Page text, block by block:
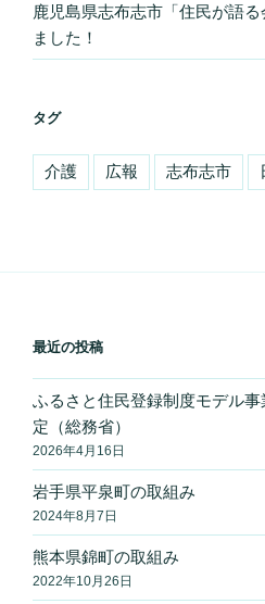
鹿児島県志布志市「住民が語
ました！
タグ
介護 広報 志布志市
最近の投稿
ふるさと住民登録制度モデル
定（総務省）
2026年4月16日
岩手県平泉町の取組み
2024年8月7日
熊本県錦町の取組み
2022年10月26日